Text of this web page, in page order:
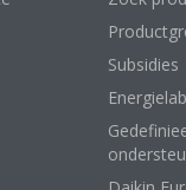
Subsidies